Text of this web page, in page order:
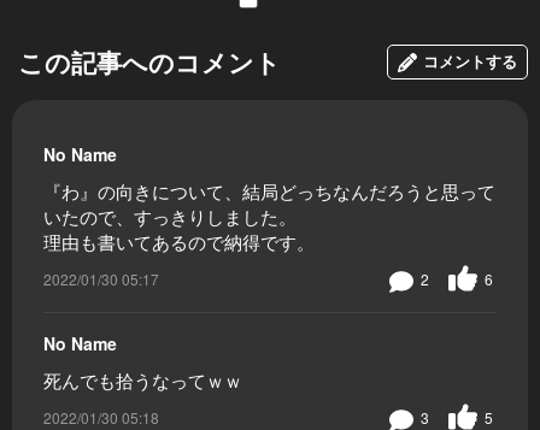
この記事へのコメント コメントする
No Name
『わ』の向きについて、結局どっちなんだろうと思って
いたので、すっきりしました。
理由も書いてあるので納得です。
2022/01/30 05:17 6
2
No Name
死んでも拾うなってｗｗ
2022/01/30 05:18 5
3